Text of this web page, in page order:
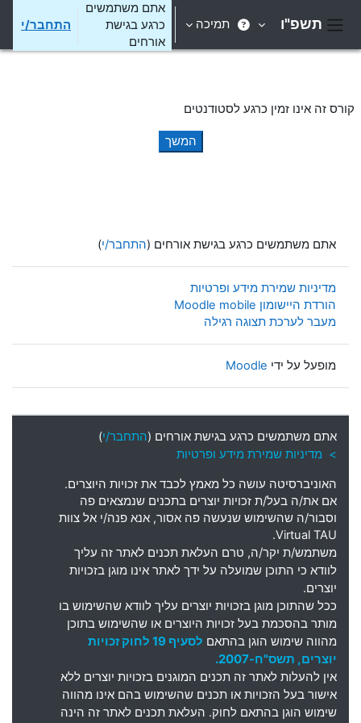
תשפ"ו תמיכה
אתם משתמשים
כרגע בגישת
אורחים
התחבר/י
קורס זה אינו זמין כרגע לסטודנטים
המשך
אתם משתמשים כרגע בגישת אורחים (התחבר/י)
מדיניות שמירת מידע ופרטיות
הורדת היישומון Moodle mobile
מעבר לערכת תצוגה רגילה
מופעל על ידי Moodle
אתם משתמשים כרגע בגישת אורחים (התחבר/י)
> מדיניות שמירת מידע ופרטיות
האוניברסיטה עושה כל מאמץ לכבד את זכויות היוצרים.
אם את/ה בעל/ת זכויות יוצרים בתכנים שנמצאים פה
וסבור/ה שהשימוש שנעשה פה אסור, אנא פנה/י אל צוות
Virtual TAU.
משתמש/ת יקר/ה, טרם העלאת תכנים לאתר זה עליך
לוודא כי התוכן שמועלה על ידך לאתר אינו מוגן בזכויות
יוצרים.
ככל שהתוכן מוגן בזכויות יוצרים עליך לוודא שהשימוש בו
מותר בהסכמת בעל זכויות היוצרים או שהשימוש בתוכן
מהווה שימוש הוגן בהתאם
לסעיף 19 לחוק זכויות
יוצרים, תשס"ח-2007.
אין להעלות לאתר זה תכנים המוגנים בזכויות יוצרים ללא
אישור בעל הזכויות או תכנים שהשימוש בהם אינו מהווה
שימוש הוגן בהתאם לחוק. העלאת תכנים לאתר זה הינה